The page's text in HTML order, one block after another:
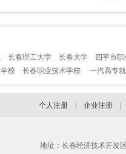
长春理工大学 长春大学
四平市
校 长春职业技术学校 一汽高专
个人注册 企业注册
地址：长春经济技术开发